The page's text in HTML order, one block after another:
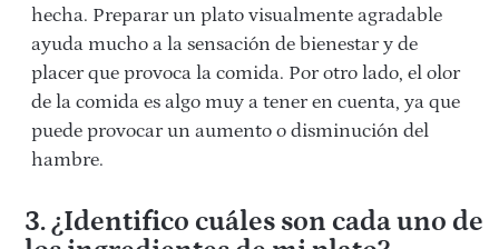
hecha. Preparar un plato visualmente agradable
ayuda mucho a la sensación de bienestar y de
placer que provoca la comida. Por otro lado, el olor
de la comida es algo muy a tener en cuenta, ya que
puede provocar un aumento o disminución del
hambre.
3. ¿Identifico cuáles son cada uno de